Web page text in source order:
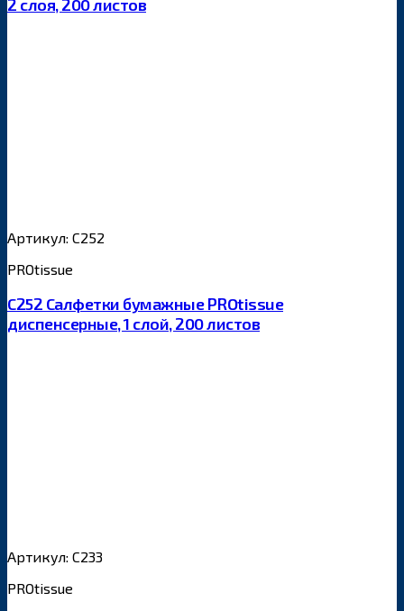
2 слоя, 200 листов
Артикул: С252
PROtissue
С252 Салфетки бумажные PROtissue
диспенсерные, 1 слой, 200 листов
Артикул: С233
PROtissue